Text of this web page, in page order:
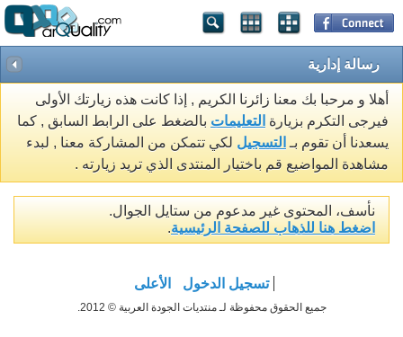
رسالة إدارية
أهلا و مرحبا بك معنا زائرنا الكريم , إذا كانت هذه زيارتك الأولى
فيرجى التكرم بزيارة التعليمات بالضغط على الرابط السابق , كما
يسعدنا أن تقوم بـ التسجيل لكي تتمكن من المشاركة معنا , لبدء
مشاهدة المواضيع قم باختيار المنتدى الذي تريد زيارته .
نأسف، المحتوى غير مدعوم من ستايل الجوال.
اضغط هنا للذهاب للصفحة الرئيسية.
تسجيل الدخول الأعلى
جميع الحقوق محفوظة لـ منتديات الجودة العربية © 2012.